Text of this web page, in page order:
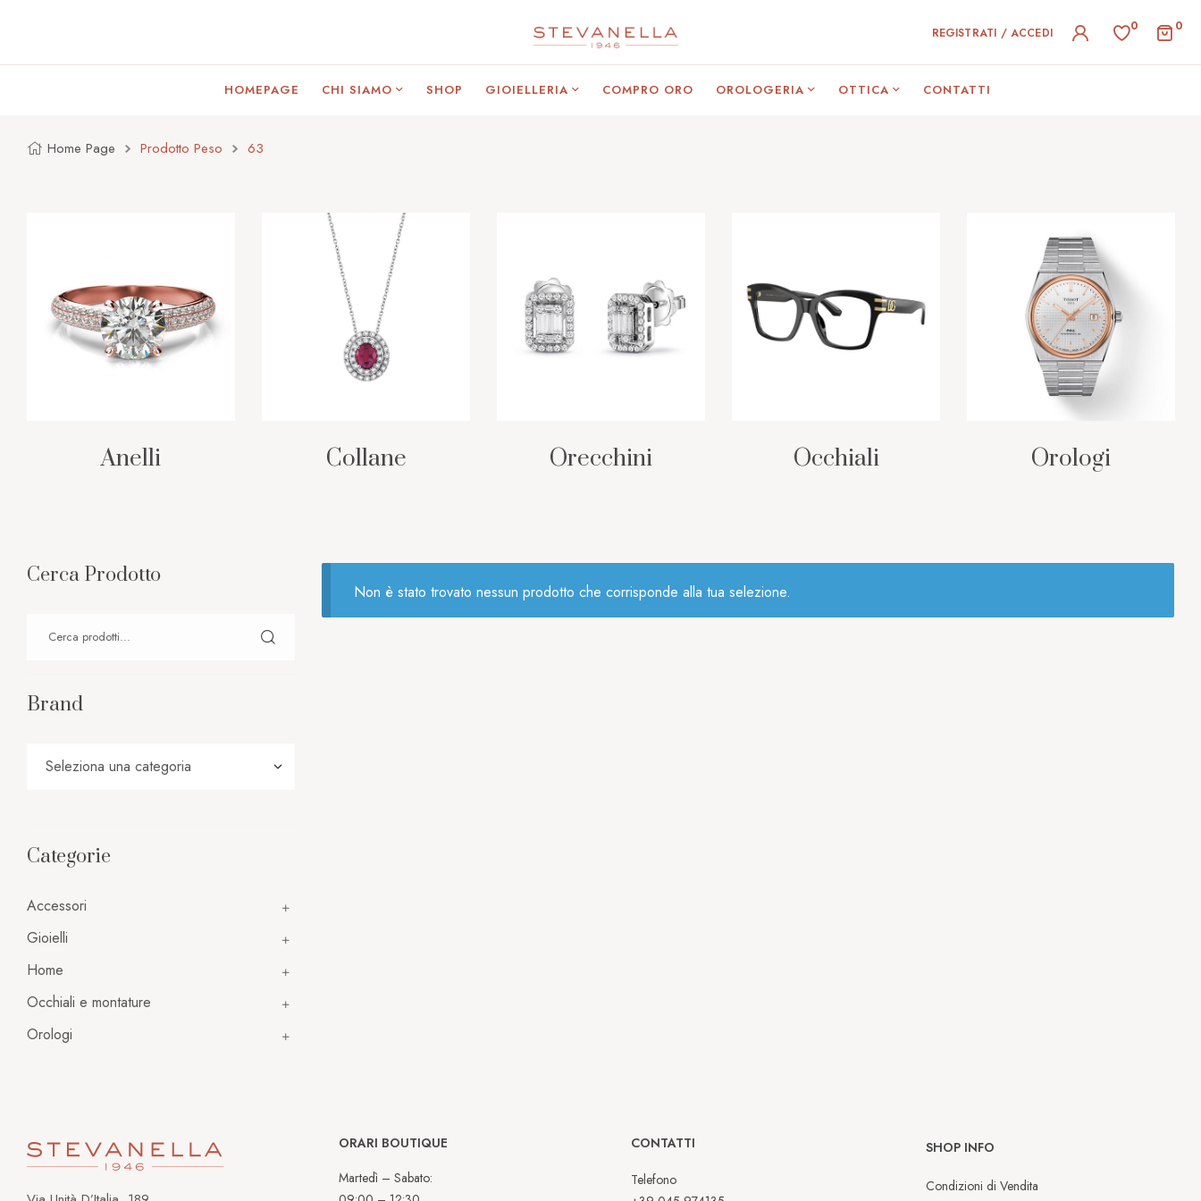
REGISTRATI / ACCEDI 0 0
HOMEPAGE CHI SIAMO SHOP GIOIELLERIA COMPRO ORO OROLOGERIA OTTICA CONTATTI
Home Page Prodotto Peso 63
Anelli Collane Orecchini Occhiali Orologi
Non è stato trovato nessun prodotto che corrisponde alla tua selezione.
Cerca Prodotto
Brand
Categorie
Accessori
Gioielli
Home
Occhiali e montature
Orologi
ORARI BOUTIQUE
Martedì – Sabato:
CONTATTI
Telefono
SHOP INFO
Condizioni di Vendita